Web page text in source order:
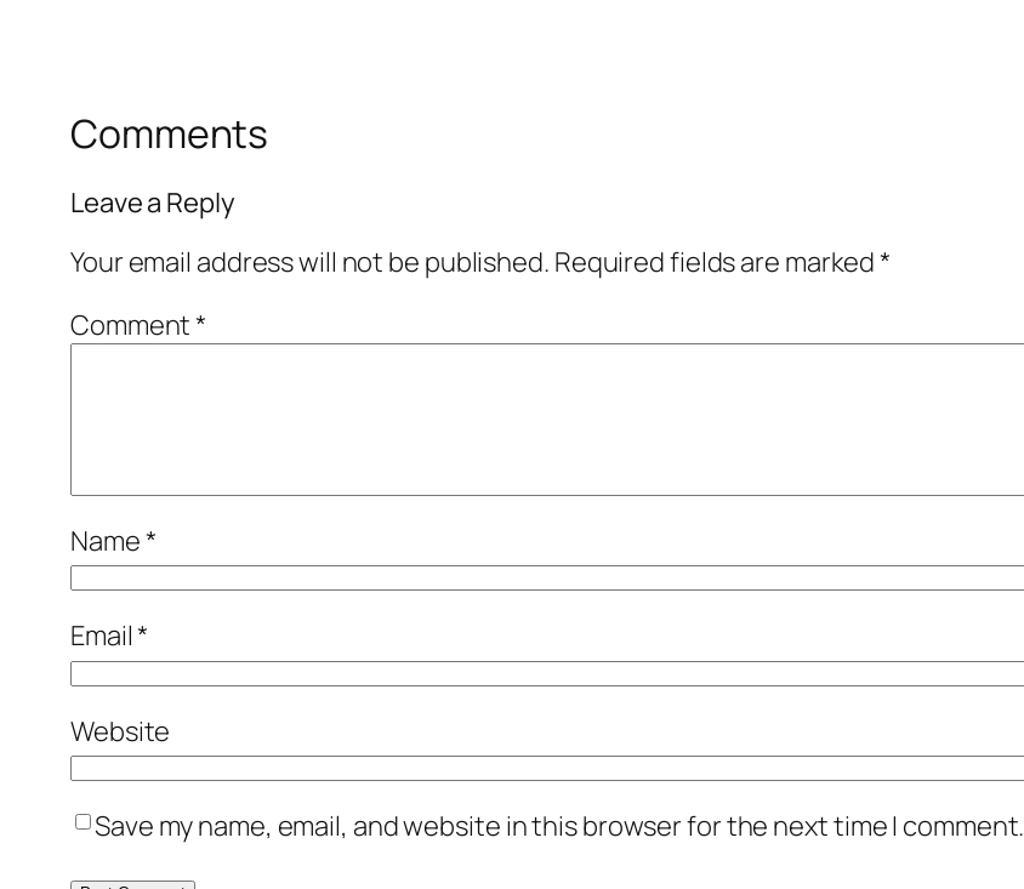
Comments
Leave a Reply
Your email address will not be published. Required fields are marked*
Comment*
Name*
Email*
Website
Save my name, email, and website in this browser for the next time I comment.